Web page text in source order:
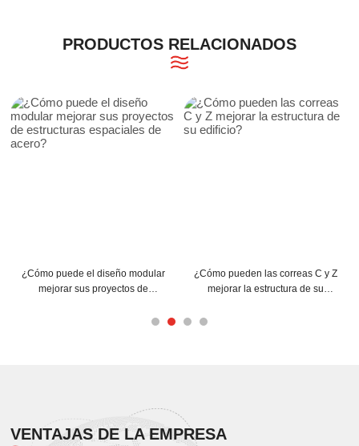
PRODUCTOS RELACIONADOS
modular
¿Cómo pueden las correas C y Z
mejorar la estructura de su
Consejos para la
correas de acero en
VENTAJAS DE LA EMPRESA